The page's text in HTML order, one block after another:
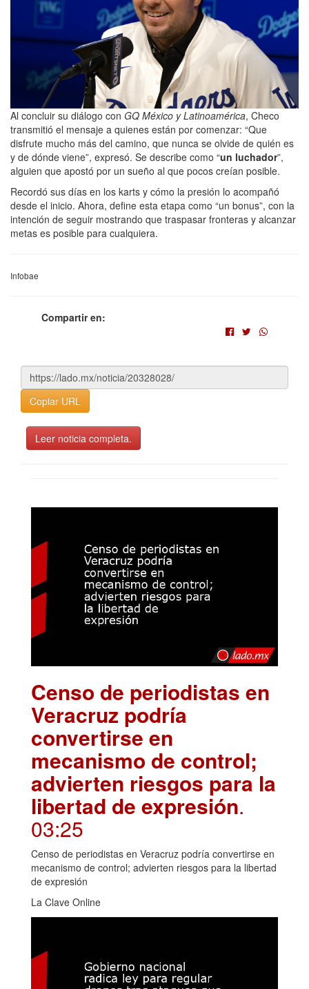
Al concluir su diálogo con GQ México y Latinoamérica, Checo
transmitió el mensaje a quienes están por comenzar: “Que
disfrute mucho más del camino, que nunca se olvide de quién es
y de dónde viene”, expresó. Se describe como “un luchador”,
alguien que apostó por un sueño al que pocos creían posible.
Recordó sus días en los karts y cómo la presión lo acompañó
desde el inicio. Ahora, define esta etapa como “un bonus”, con la
intención de seguir mostrando que traspasar fronteras y alcanzar
metas es posible para cualquiera.
Infobae
Compartir en:
Copiar URL
Leer noticia completa.
Censo de periodistas en
Veracruz podría
convertirse en
mecanismo de control;
advierten riesgos para la
libertad de expresión.
03:25
Censo de periodistas en Veracruz podría convertirse en
mecanismo de control; advierten riesgos para la libertad
de expresión
La Clave Online